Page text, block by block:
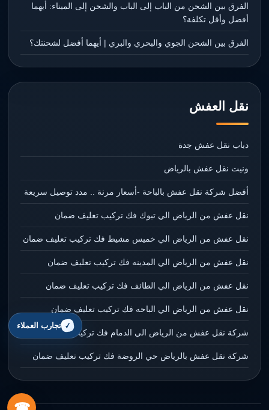
الفرق بين الشحن من الباب إلى الباب والشحن إلى الميناء: أيهما
أفضل وأقل تكلفة؟
الفرق بين الشحن الجوي والبحري والبري | أيهما أفضل لشحنتك؟
نقل العفش
دباب نقل عفش جدة
ونيت نقل عفش بالرياض
أفضل شركة نقل عفش بالباحة -أسعار مرنة .. مدد توصيل سريعة
نقل عفش من الرياض الي تبوك فك تركيب تعليف ضمان
نقل عفش من الرياض الي خميس مشيط فك تركيب تعليف ضمان
نقل عفش من الرياض الي المدينه فك تركيب تعليف ضمان
نقل عفش من الرياض الي الطائف فك تركيب تعليف ضمان
نقل عفش من الرياض الي الباحه فك تركيب تعليف ضمان
شركة نقل عفش من الرياض الي الدمام فك تركيب تعليف ضمان
شركة نقل عفش بالرياض حي الروضة فك تركيب تعليف ضمان
تجارب العملاء